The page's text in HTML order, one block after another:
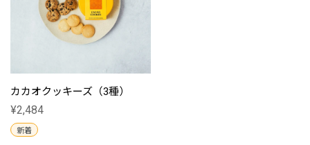
カカオクッキーズ（3種）
¥2,484
新着